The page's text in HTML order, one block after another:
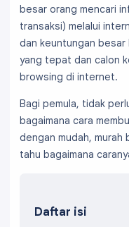
besar orang mencari
transaksi) melalui
dan keuntungan besar
yang tepat dan calon
browsing di internet.
Bagi pemula, tidak
bagaimana cara
dengan mudah, murah
tahu bagaimana
Daftar isi